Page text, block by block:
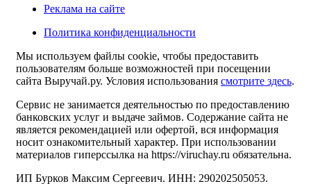
Реклама на сайте
Политика конфиденциальности
Мы используем файлы cookie, чтобы предоставить
пользователям больше возможностей при посещении
сайта Выручай.ру. Условия использования смотрите здесь.
Сервис не занимается деятельностью по предоставлению
банковских услуг и выдаче займов. Содержание сайта не
является рекомендацией или офертой, вся информация
носит ознакомительный характер. При использовании
материалов гиперссылка на https://viruchay.ru обязательна.
ИП Бурков Максим Сергеевич. ИНН: 290202505053.